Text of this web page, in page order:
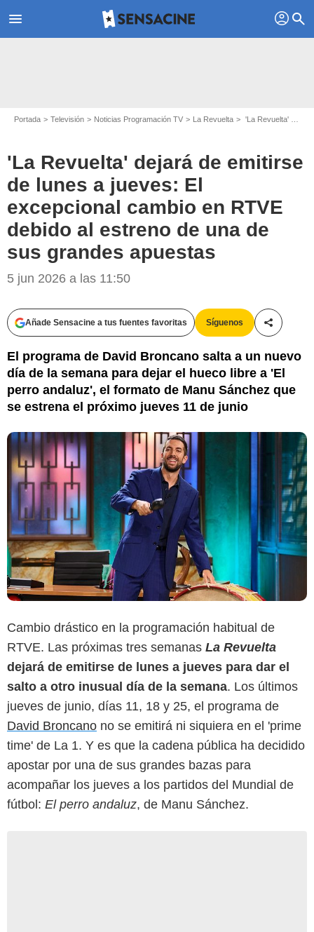
menu profil search
Portada Televisión Noticias Programación TV La Revuelta 'La Revuelta' dejará de emitirse de lunes a jueves: El excepcional cambio en RTVE debido al estreno de una de sus grandes apuestas
'La Revuelta' dejará de emitirse
de lunes a jueves: El
excepcional cambio en RTVE
debido al estreno de una de
sus grandes apuestas
5 jun 2026 a las 11:50
Añade Sensacine a tus fuentes favoritas Síguenos
El programa de David Broncano salta a un nuevo
día de la semana para dejar el hueco libre a 'El
perro andaluz', el formato de Manu Sánchez que
se estrena el próximo jueves 11 de junio
Cambio drástico en la programación habitual de
RTVE. Las próximas tres semanas La Revuelta
dejará de emitirse de lunes a jueves para dar el
salto a otro inusual día de la semana. Los últimos
jueves de junio, días 11, 18 y 25, el programa de
David Broncano no se emitirá ni siquiera en el 'prime
time' de La 1. Y es que la cadena pública ha decidido
apostar por una de sus grandes bazas para
acompañar los jueves a los partidos del Mundial de
fútbol: El perro andaluz, de Manu Sánchez.